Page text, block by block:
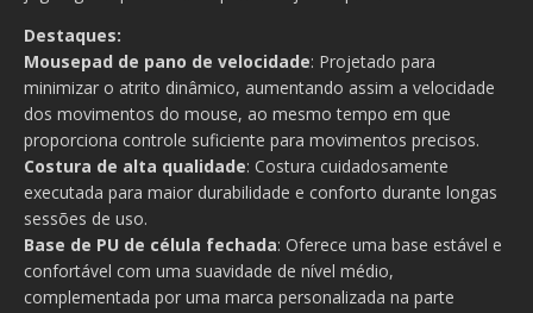
Destaques:
Mousepad de pano de velocidade: Projetado para
minimizar o atrito dinâmico, aumentando assim a velocidade
dos movimentos do mouse, ao mesmo tempo em que
proporciona controle suficiente para movimentos precisos.
Costura de alta qualidade: Costura cuidadosamente
executada para maior durabilidade e conforto durante longas
sessões de uso.
Base de PU de célula fechada: Oferece uma base estável e
confortável com uma suavidade de nível médio,
complementada por uma marca personalizada na parte